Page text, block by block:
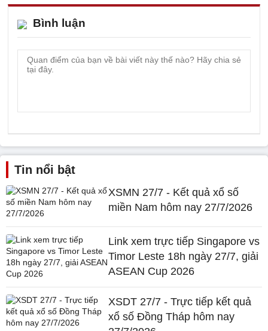
Bình luận
Tin nổi bật
XSMN 27/7 - Kết quả xổ số
miền Nam hôm nay 27/7/2026
Link xem trực tiếp Singapore vs
Timor Leste 18h ngày 27/7, giải
ASEAN Cup 2026
XSDT 27/7 - Trực tiếp kết quả
xổ số Đồng Tháp hôm nay